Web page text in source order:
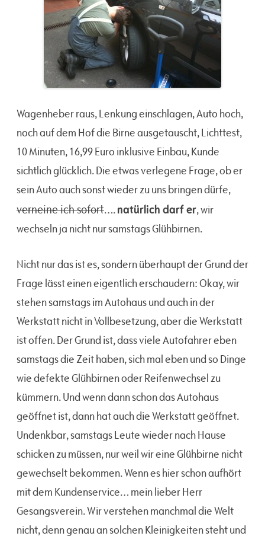
Wagenheber raus, Lenkung einschlagen, Auto hoch,
noch auf dem Hof die Birne ausgetauscht, Lichttest,
10 Minuten, 16,99 Euro inklusive Einbau, Kunde
sichtlich glücklich. Die etwas verlegene Frage, ob er
sein Auto auch sonst wieder zu uns bringen dürfe,
verneine ich sofort….natürlich darf er, wir
wechseln ja nicht nur samstags Glühbirnen.
Nicht nur das ist es, sondern überhaupt der Grund der
Frage lässt einen eigentlich erschaudern: Okay, wir
stehen samstags im Autohaus und auch in der
Werkstatt nicht in Vollbesetzung, aber die Werkstatt
ist offen. Der Grund ist, dass viele Autofahrer eben
samstags die Zeit haben, sich mal eben und so Dinge
wie defekte Glühbirnen oder Reifenwechsel zu
kümmern. Und wenn dann schon das Autohaus
geöffnet ist, dann hat auch die Werkstatt geöffnet.
Undenkbar, samstags Leute wieder nach Hause
schicken zu müssen, nur weil wir eine Glühbirne nicht
gewechselt bekommen. Wenn es hier schon aufhört
mit dem Kundenservice… mein lieber Herr
Gesangsverein. Wir verstehen manchmal die Welt
nicht, denn genau an solchen Kleinigkeiten steht und